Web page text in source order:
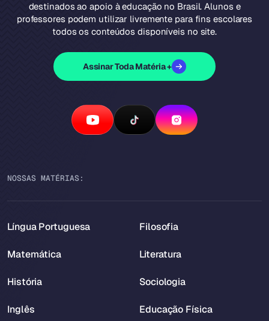
destinados ao apoio à educação no Brasil. Alunos e
professores podem utilizar livremente para fins escolares
todos os conteúdos disponíveis no site.
Assinar Toda Matéria +
NOSSAS MATÉRIAS:
Língua Portuguesa
Matemática
História
Inglês
Filosofia
Literatura
Sociologia
Educação Física